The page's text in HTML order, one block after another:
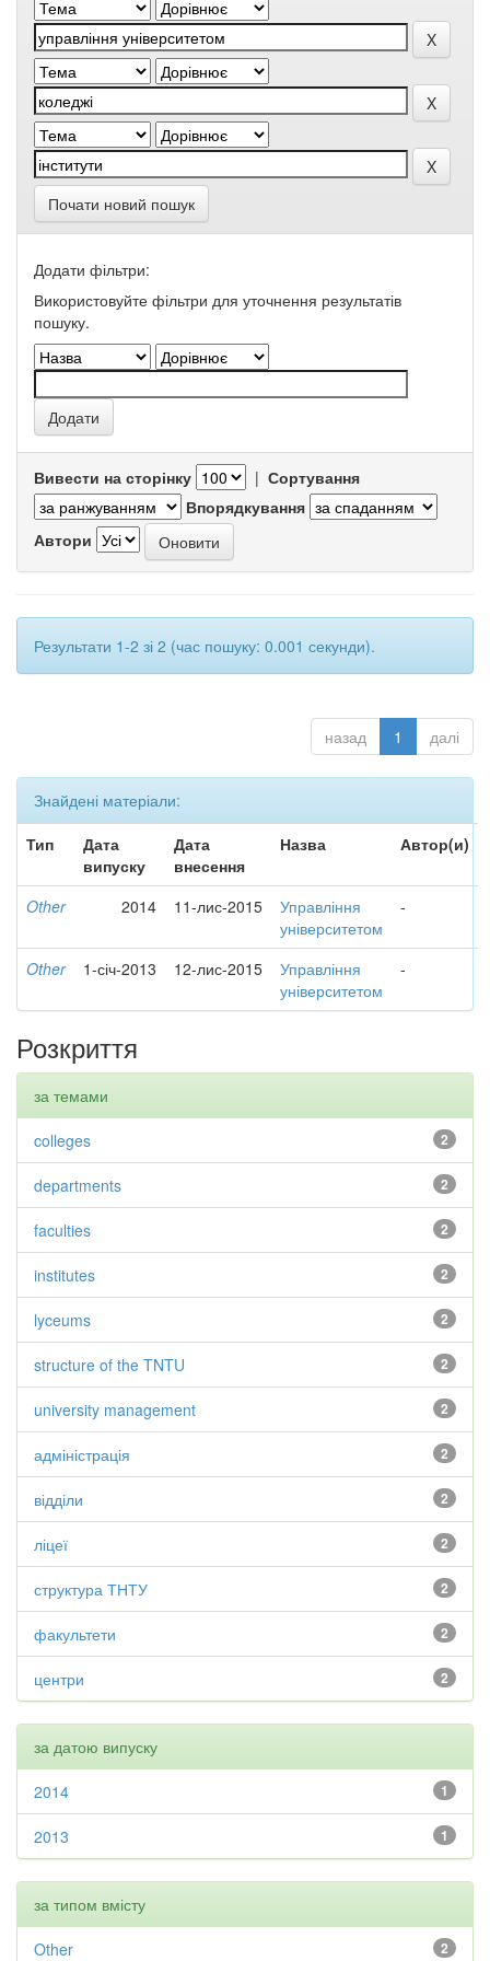
Почати новий пошук
Додати фільтри:
Використовуйте фільтри для уточнення результатів
пошуку.
Вивести на сторінку | Сортування
Впорядкування
Автори
Результати 1-2 зі 2 (час пошуку: 0.001 секунди).
назад 1 далі
Знайдені матеріали:
Тип
Дата
випуску
Дата
внесення
Назва Автор(и)
Other 2014 11-лис-2015
Управління
університетом
-
Other 1-січ-2013 12-лис-2015
Управління
університетом
-
Розкриття
за темами
2
colleges
2
departments
2
faculties
2
institutes
2
lyceums
2
structure of the TNTU
2
university management
2
адміністрація
2
відділи
2
ліцеї
2
структура ТНТУ
2
факультети
2
центри
за датою випуску
1
2014
1
2013
за типом вмісту
2
Other